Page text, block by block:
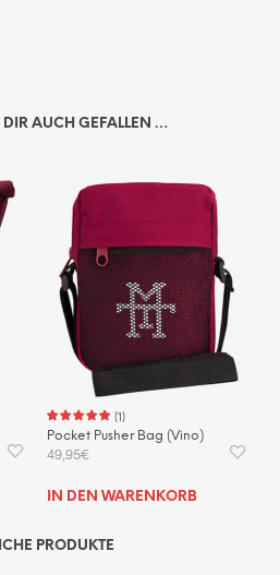
DIR AUCH GEFALLEN …
(1)
Pocket Pusher Bag (Vino)
49,95€
IN DEN WARENKORB
PRODUKTE